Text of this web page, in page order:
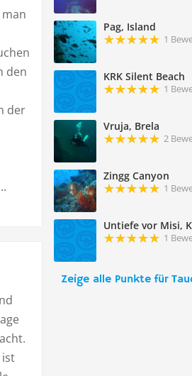
Pag, Island
1
KRK Silent Beach
1
Vruja, Brela
2
Zingg Canyon
1
Untiefe vor Misi,
1
Zeige alle Punkte für
den
der
ist